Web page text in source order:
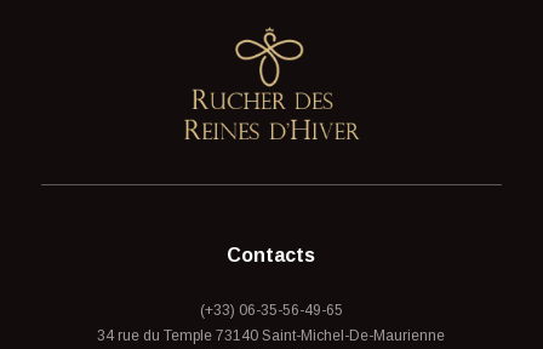
Contacts
(+33) 06-35-56-49-65
34 rue du Temple 73140 Saint-Michel-De-Maurienne